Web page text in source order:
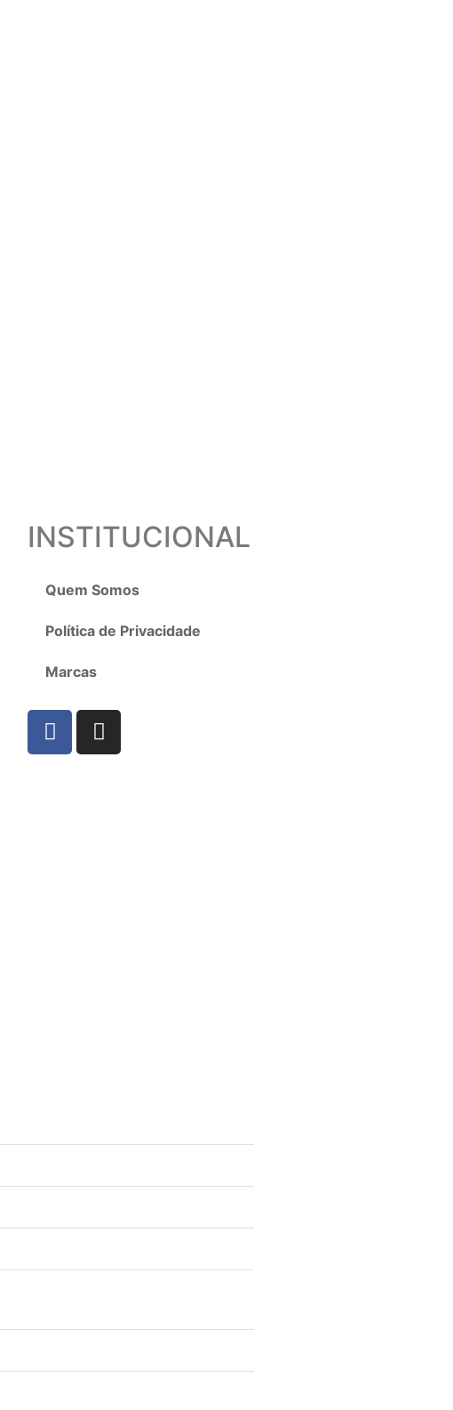
INSTITUCIONAL
Quem Somos
Política de Privacidade
Marcas